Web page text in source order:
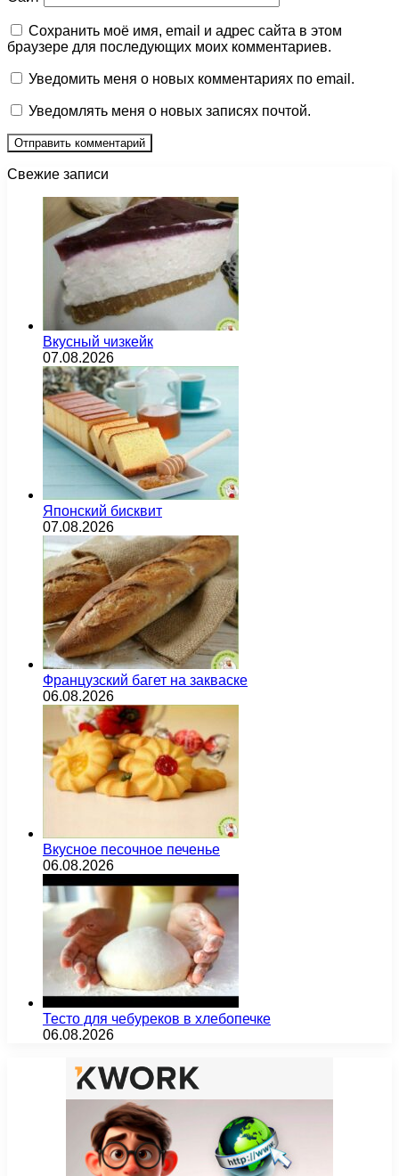
Сохранить моё имя, email и адрес сайта в этом
браузере для последующих моих комментариев.
Уведомить меня о новых комментариях по email.
Уведомлять меня о новых записях почтой.
Свежие записи
Вкусный чизкейк
07.08.2026
Японский бисквит
07.08.2026
Французский багет на закваске
06.08.2026
Вкусное песочное печенье
06.08.2026
Тесто для чебуреков в хлебопечке
06.08.2026